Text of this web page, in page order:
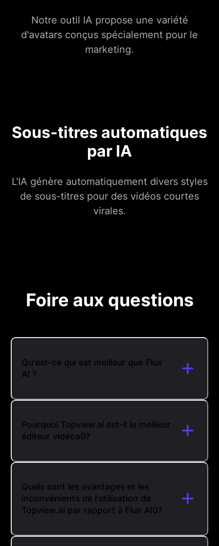
Notre outil IA propose une variété
d'avatars conçus spécialement pour le
marketing.
Sous-titres automatiques
par IA
L'IA génère automatiquement divers styles
de sous-titres pour des vidéos courtes
virales.
Foire aux questions
Qu'est-ce qui est meilleur que Flux
AI ?
Pourquoi Topview.ai est-il le meilleur
éditeur vidéoa0?
Quels sont les avantages et les
inconvénients de l'utilisation de
Topview.ai par rapport à Flux AI0?